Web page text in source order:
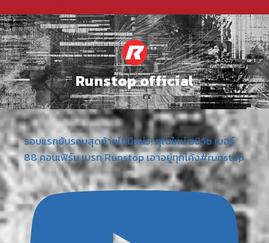
Runstop official
รอบแรกยันรอบสุดท้ายไม่มีแผ่ว! คุณใหม่ อนิวัช เบอร์
88 คอนเฟิร์ม เบรก Runstop เอาอยู่ทุกโค้ง#runstop